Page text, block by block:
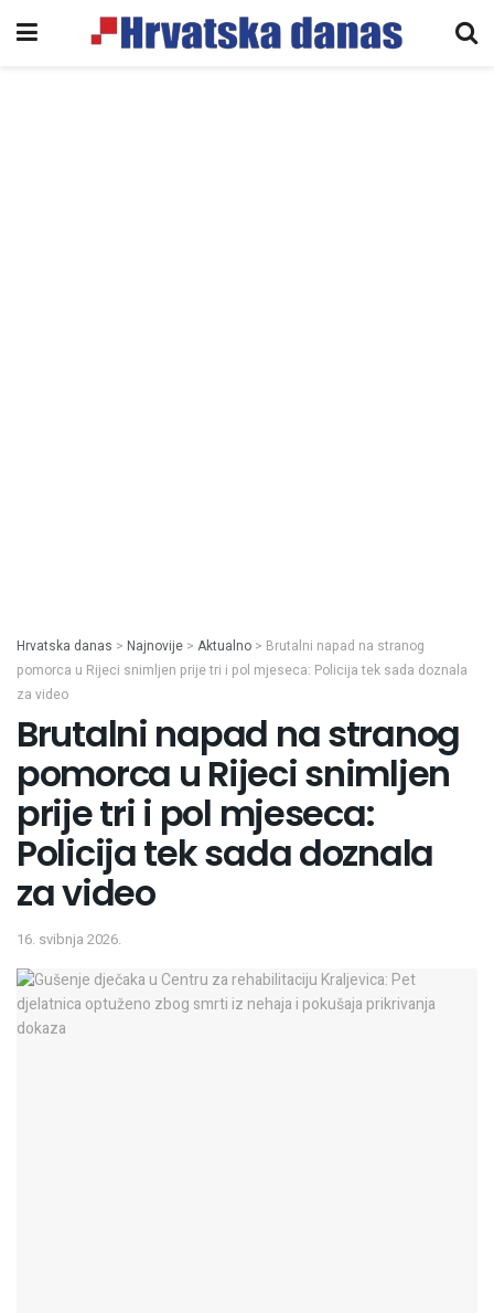
Hrvatska danas > Najnovije > Aktualno > Brutalni napad na stranog
pomorca u Rijeci snimljen prije tri i pol mjeseca: Policija tek sada doznala
za video
Brutalni napad na stranog
pomorca u Rijeci snimljen
prije tri i pol mjeseca:
Policija tek sada doznala
za video
16. svibnja 2026.